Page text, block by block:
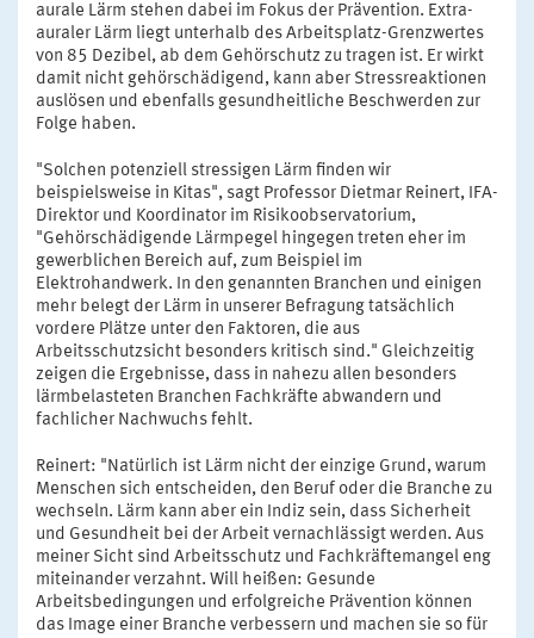
aurale Lärm stehen dabei im Fokus der Prävention. Extra-
auraler Lärm liegt unterhalb des Arbeitsplatz-Grenzwertes
von 85 Dezibel, ab dem Gehörschutz zu tragen ist. Er wirkt
damit nicht gehörschädigend, kann aber Stressreaktionen
auslösen und ebenfalls gesundheitliche Beschwerden zur
Folge haben.
"Solchen potenziell stressigen Lärm finden wir
beispielsweise in Kitas", sagt Professor Dietmar Reinert, IFA-
Direktor und Koordinator im Risikoobservatorium,
"Gehörschädigende Lärmpegel hingegen treten eher im
gewerblichen Bereich auf, zum Beispiel im
Elektrohandwerk. In den genannten Branchen und einigen
mehr belegt der Lärm in unserer Befragung tatsächlich
vordere Plätze unter den Faktoren, die aus
Arbeitsschutzsicht besonders kritisch sind." Gleichzeitig
zeigen die Ergebnisse, dass in nahezu allen besonders
lärmbelasteten Branchen Fachkräfte abwandern und
fachlicher Nachwuchs fehlt.
Reinert: "Natürlich ist Lärm nicht der einzige Grund, warum
Menschen sich entscheiden, den Beruf oder die Branche zu
wechseln. Lärm kann aber ein Indiz sein, dass Sicherheit
und Gesundheit bei der Arbeit vernachlässigt werden. Aus
meiner Sicht sind Arbeitsschutz und Fachkräftemangel eng
miteinander verzahnt. Will heißen: Gesunde
Arbeitsbedingungen und erfolgreiche Prävention können
das Image einer Branche verbessern und machen sie so für